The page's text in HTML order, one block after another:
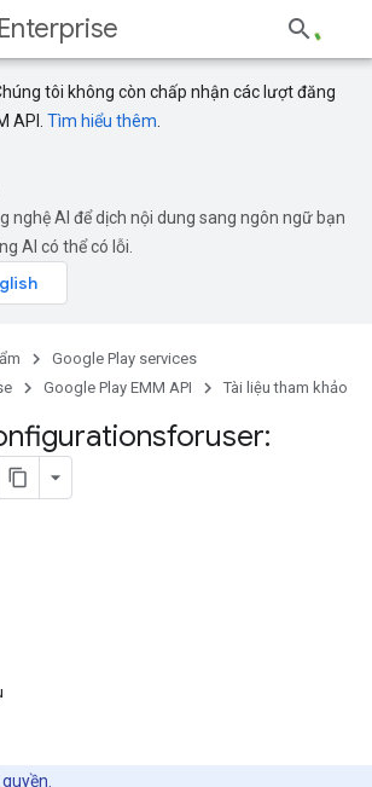
tôi không còn chấp nhận các lượt đăng
API. Tìm hiểu thêm
nghệ AI để dịch nội dung sang ngôn ngữ bạn
AI có thể có lỗi.
Google Play services
Google Play EMM API Tài liệu tham khảo